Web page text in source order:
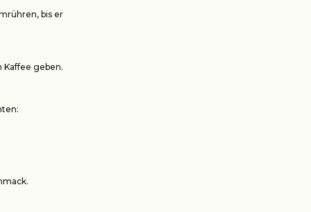
bis er
Kaffee geben.